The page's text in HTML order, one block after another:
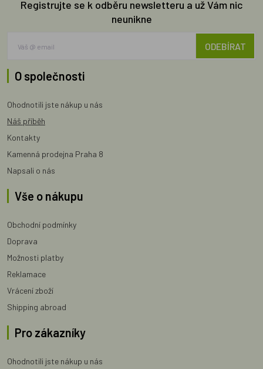
Registrujte se k odběru newsletteru a už Vám nic
neunikne
ODEBÍRAT
O společnosti
Ohodnotili jste nákup u nás
Náš příběh
Kontakty
Kamenná prodejna Praha 8
Napsali o nás
Vše o nákupu
Obchodní podmínky
Doprava
Možnosti platby
Reklamace
Vrácení zboží
Shipping abroad
Pro zákazníky
Ohodnotili jste nákup u nás